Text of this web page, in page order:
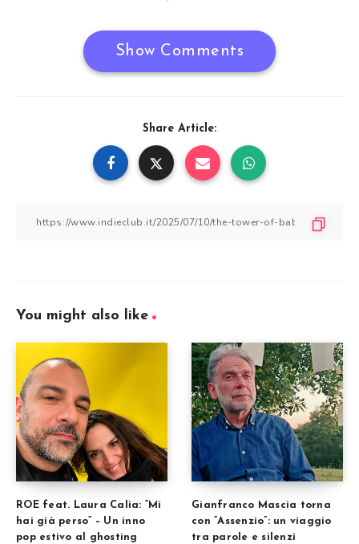
Show Comments
Share Article:
You might also like
ROE feat. Laura Calia: “Mi
hai già perso” – Un inno
pop estivo al ghosting
Gianfranco Mascia torna
con “Assenzio”: un viaggio
tra parole e silenzi